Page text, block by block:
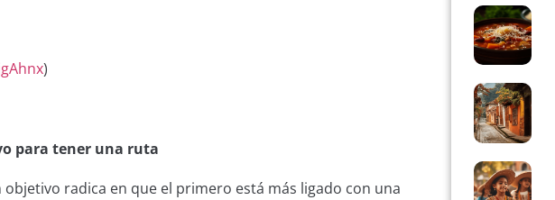
)
para tener una ruta
radica en que el primero está más ligado con una